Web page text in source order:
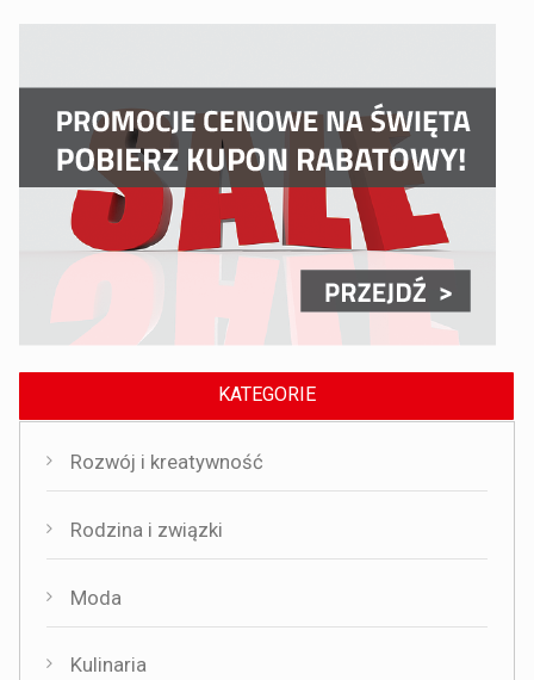
KATEGORIE
Rozwój i kreatywność
Rodzina i związki
Moda
Kulinaria